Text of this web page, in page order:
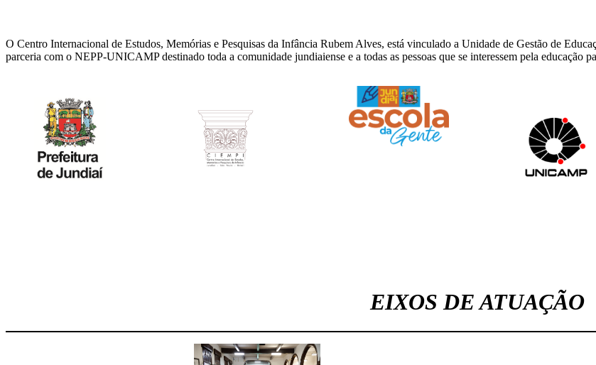
O Centro Internacional de Estudos, Memórias e Pesquisas da Infância Rubem Alves, está vinculado a Unidade de Gestão de
parceria com o NEPP-UNICAMP destinado toda a comunidade jundiaiense e a todas as pessoas que se interessem pela educação
EIXOS DE ATUAÇÃO